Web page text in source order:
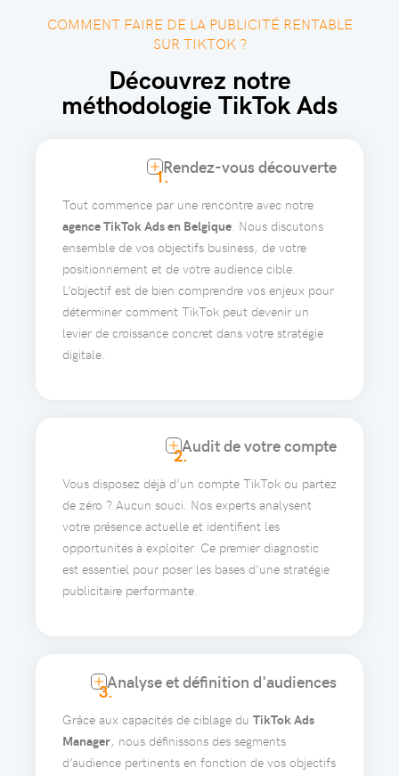
COMMENT FAIRE DE LA PUBLICITÉ RENTABLE
SUR TIKTOK ?
Découvrez notre
méthodologie TikTok Ads
1.Rendez-vous découverte
Tout commence par une rencontre avec notre
agence TikTok Ads en Belgique. Nous discutons
ensemble de vos objectifs business, de votre
positionnement et de votre audience cible.
L’objectif est de bien comprendre vos enjeux pour
déterminer comment TikTok peut devenir un
levier de croissance concret dans votre stratégie
digitale.
2.Audit de votre compte
Vous disposez déjà d’un compte TikTok ou partez
de zéro ? Aucun souci. Nos experts analysent
votre présence actuelle et identifient les
opportunités à exploiter. Ce premier diagnostic
est essentiel pour poser les bases d’une stratégie
publicitaire performante.
3.Analyse et définition d'audiences
Grâce aux capacités de ciblage du TikTok Ads
Manager, nous définissons des segments
d’audience pertinents en fonction de vos objectifs